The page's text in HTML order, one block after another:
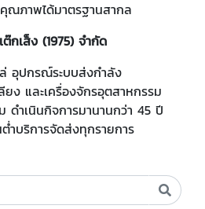
ณภาพได้มาตรฐานสากล
กเส็ง (1975) จำกัด
อุปกรณ์ระบบส่งกำลัง
ยง และเครื่องจักรอุตสาหกรรม
ดำเนินกิจการมานานกว่า 45 ปี
ำบริการจัดส่งทุกรายการ